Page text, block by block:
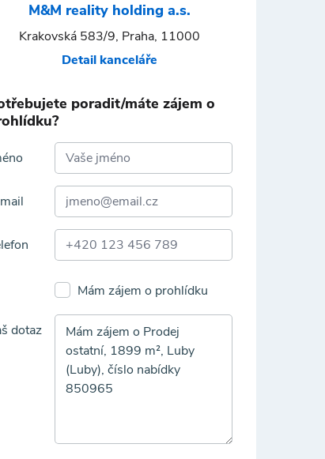
M&M reality holding a.s.
Krakovská 583/9, Praha, 11000
Detail kanceláře
poradit/máte zájem o
Mám zájem o prohlídku
dotaz